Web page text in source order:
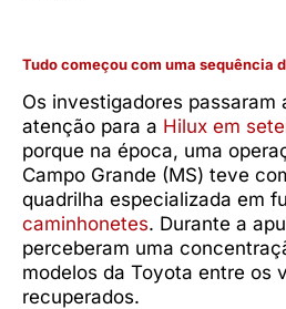
Tudo começou com uma sequência
Os investigadores passaram
atenção para a Hilux em
porque na época, uma
Campo Grande (MS) teve
quadrilha especializada em
caminhonetes. Durante a
perceberam uma
modelos da Toyota entre os
recuperados.